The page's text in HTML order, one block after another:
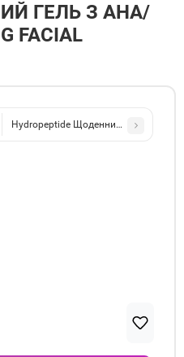
ГЕЛЬ З АНА/
FACIAL
аметист
Hydropeptide Щоденний незмивний